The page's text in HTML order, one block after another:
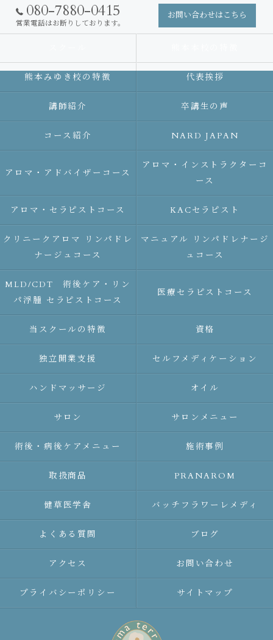
080-7880-0415
営業電話はお断りしております。
お問い合わせはこちら
熊本みゆき校の特徴 代表挨拶
講師紹介 卒講生の声
コース紹介 NARD JAPAN
アロマ・アドバイザーコース
アロマ・インストラクターコ
ース
アロマ・セラピストコース KACセラピスト
クリニークアロマ リンパドレ
ナージュコース
マニュアル リンパドレナージ
ュコース
MLD/CDT 術後ケア・リン
パ浮腫 セラピストコース
医療セラピストコース
当スクールの特徴 資格
独立開業支援 セルフメディケーション
ハンドマッサージ オイル
サロン サロンメニュー
術後・病後ケアメニュー 施術事例
取扱商品 PRANAROM
健草医学舎 バッチフラワーレメディ
よくある質問 ブログ
アクセス お問い合わせ
プライバシーポリシー サイトマップ